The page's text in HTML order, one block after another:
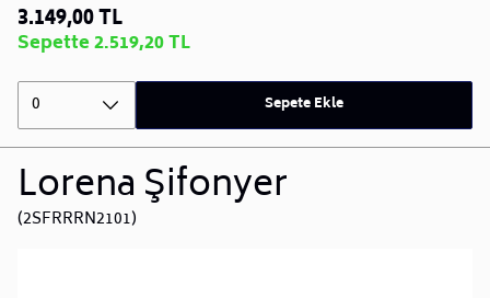
3.149,00 TL
Sepette 2.519,20 TL
0 Sepete Ekle
Lorena Şifonyer
(2SFRRRN2101)